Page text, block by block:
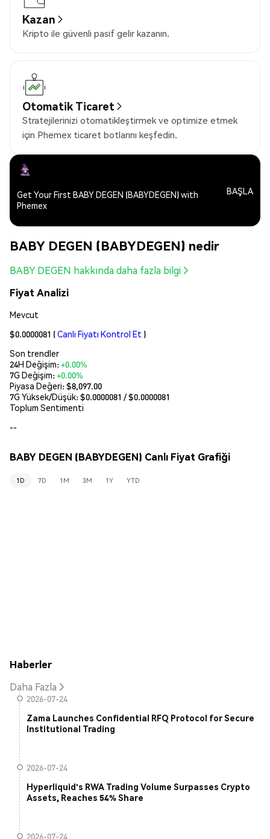
Kazan
Kripto ile güvenli pasif gelir kazanın.
Otomatik Ticaret
Stratejilerinizi otomatikleştirmek ve optimize etmek
için Phemex ticaret botlarını keşfedin.
Get Your First BABY DEGEN (BABYDEGEN) with
Phemex
BAŞLA
BABY DEGEN (BABYDEGEN) nedir
BABY DEGEN hakkında daha fazla bilgi
Fiyat Analizi
Mevcut
$0.0000081 (Canlı Fiyatı Kontrol Et )
Son trendler
24H Değişim:+0.00%
7G Değişim:+0.00%
Piyasa Değeri:$8,097.00
7G Yüksek/Düşük: $0.0000081 / $0.0000081
Toplum Sentimenti
--
BABY DEGEN (BABYDEGEN) Canlı Fiyat Grafiği
1D 7D 1M 3M 1Y YTD
Haberler
Daha Fazla
2026-07-24
Zama Launches Confidential RFQ Protocol for Secure
Institutional Trading
2026-07-24
Hyperliquid's RWA Trading Volume Surpasses Crypto
Assets, Reaches 54% Share
2026-07-24